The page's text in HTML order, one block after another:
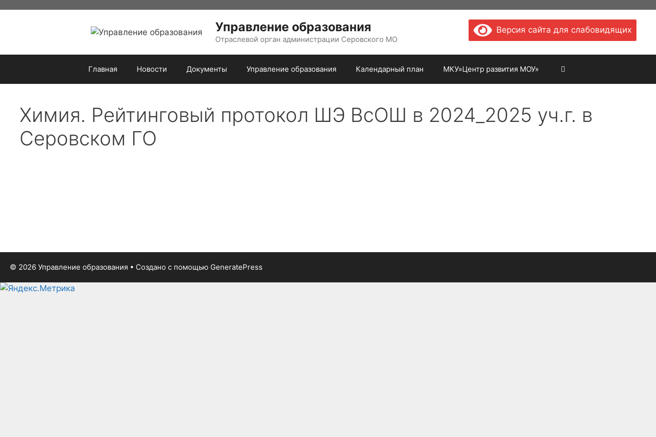
Версия сайта для слабовидящих
Управление образования
Отраслевой орган администрации Серовского МО
Главная Новости Документы Управление образования Календарный план МКУ»Центр развития МОУ»
Химия. Рейтинговый протокол ШЭ ВсОШ в 2024_2025 уч.г. в
Серовском ГО
© 2026 Управление образования • Создано с помощью GeneratePress